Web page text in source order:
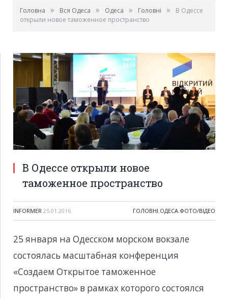
Головна » Вся Одеса » Одеса » Головні »
В Одессе
открыли новое таможенное пространство
В Одессе открыли новое
таможенное пространство
INFORMER 25.01.2016 ГОЛОВНІ,ОДЕСА,ФОТО/ВІДЕО
25 января на Одесском морском вокзале
состоялась масштабная конференция
«Создаем Открытое таможенное
пространство» в рамках которого состоялся